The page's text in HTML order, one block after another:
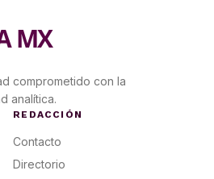
MX
comprometido con la
analítica.
REDACCIÓN
Contacto
Directorio